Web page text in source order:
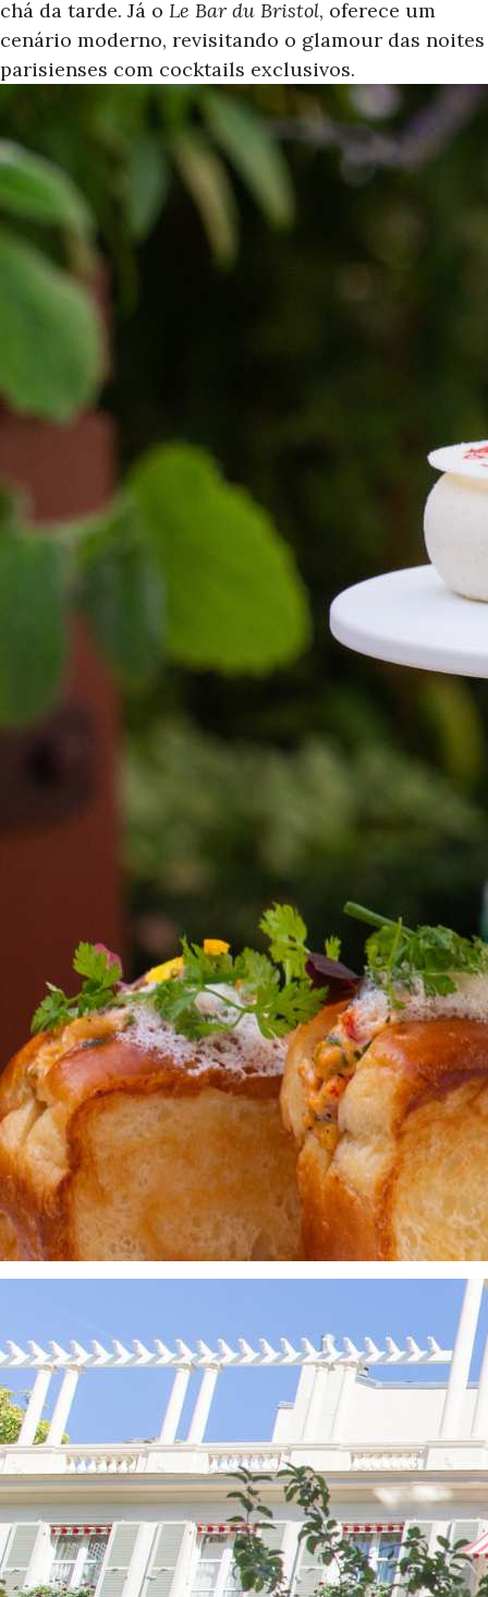
chá da tarde. Já o Le Bar du Bristol, oferece um
cenário moderno, revisitando o glamour das noites
parisienses com cocktails exclusivos.